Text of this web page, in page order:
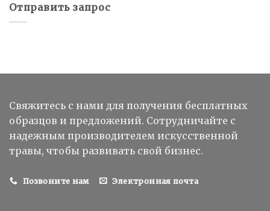
Отправить запрос
Свяжитесь с нами для получения бесплатных
образцов и предложений. Сотрудничайте с
надежным производителем искусственной
травы, чтобы развивать свой бизнес.
Позвоните нам Электронная почта